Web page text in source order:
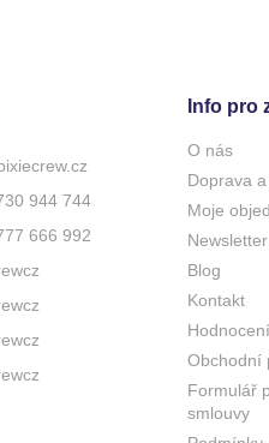
944 744
666 992
Info pro
O nás
Doprava
Moje
Newsletter
Blog
Kontakt
Obchodní
Formulář
smlouvy